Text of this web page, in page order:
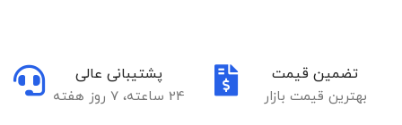
تضمین قیمت
بهترین قیمت بازار
پشتیبانی عالی
24 ساعته، 7 روز هفته